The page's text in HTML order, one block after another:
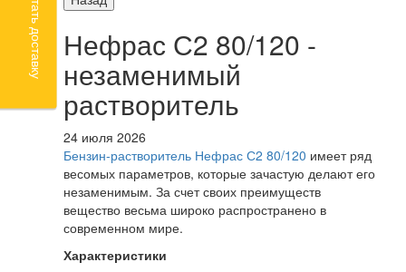
Нефрас С2 80/120 -
незаменимый
растворитель
24 июля 2026
Бензин-растворитель Нефрас С2 80/120 имеет ряд
весомых параметров, которые зачастую делают его
незаменимым. За счет своих преимуществ
вещество весьма широко распространено в
современном мире.
Характеристики